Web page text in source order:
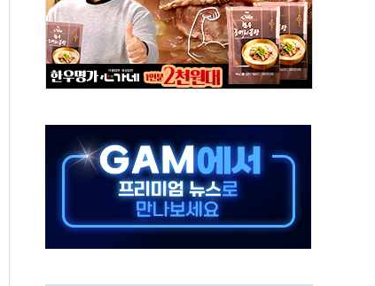
자회견·주요 정당 - 8월 7일
항 제한 추진…美 "통행 막을 권한 없어"
분 상승… "2분기 기업 순이익 21% 증가" 전망
나토 회원국 공격 검토… 거짓 깃발 작전"
재회…로봇·AI 데이터센터·모빌리티 구체화